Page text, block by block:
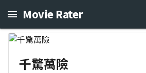
Movie Rater
千驚萬險